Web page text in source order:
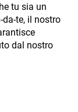
tu sia un
te, il nostro
dal nostro